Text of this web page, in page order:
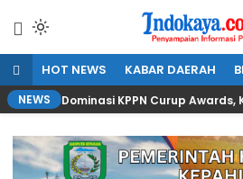
konten
IndoKaya
Penyampaian
HOT NEWS KABAR DAERAH
NEWS Dominasi KPPN Curup